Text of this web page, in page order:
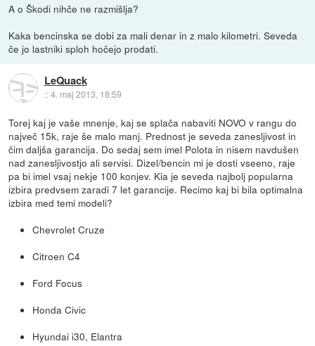
A o Škodi nihče ne razmišlja?
Kaka bencinska se dobi za mali denar in z malo kilometri. Seveda
če jo lastniki sploh hočejo prodati.
LeQuack
::4. maj 2013, 18:59
Torej kaj je vaše mnenje, kaj se splača nabaviti NOVO v rangu do
največ 15k, raje še malo manj. Prednost je seveda zanesljivost in
čim daljša garancija. Do sedaj sem imel Polota in nisem navdušen
nad zanesljivostjo ali servisi. Dizel/bencin mi je dosti vseeno, raje
pa bi imel vsaj nekje 100 konjev. Kia je seveda najbolj popularna
izbira predvsem zaradi 7 let garancije. Recimo kaj bi bila optimalna
izbira med temi modeli?
Chevrolet Cruze
Citroen C4
Ford Focus
Honda Civic
Hyundai i30, Elantra